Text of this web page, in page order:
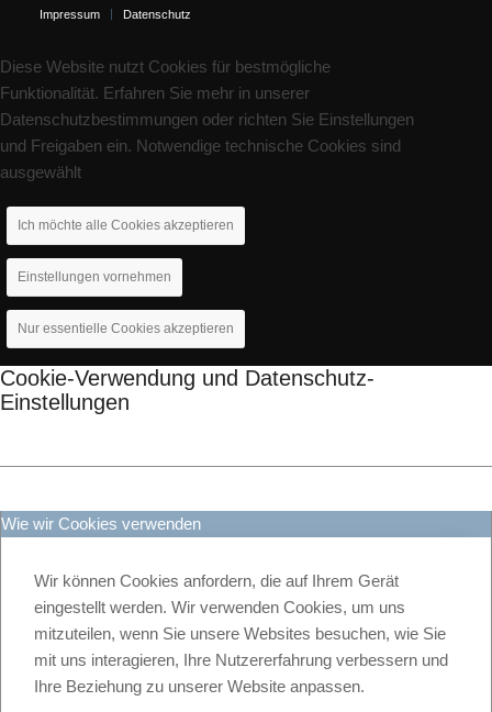
Impressum
Datenschutz
Diese Website nutzt Cookies für bestmögliche
Funktionalität. Erfahren Sie mehr in unserer
Datenschutzbestimmungen oder richten Sie Einstellungen
und Freigaben ein. Notwendige technische Cookies sind
ausgewählt
Ich möchte alle Cookies akzeptieren
Einstellungen vornehmen
Nur essentielle Cookies akzeptieren
Cookie-Verwendung und Datenschutz-
Einstellungen
Wie wir Cookies verwenden
Wir können Cookies anfordern, die auf Ihrem Gerät
eingestellt werden. Wir verwenden Cookies, um uns
mitzuteilen, wenn Sie unsere Websites besuchen, wie Sie
mit uns interagieren, Ihre Nutzererfahrung verbessern und
Ihre Beziehung zu unserer Website anpassen.